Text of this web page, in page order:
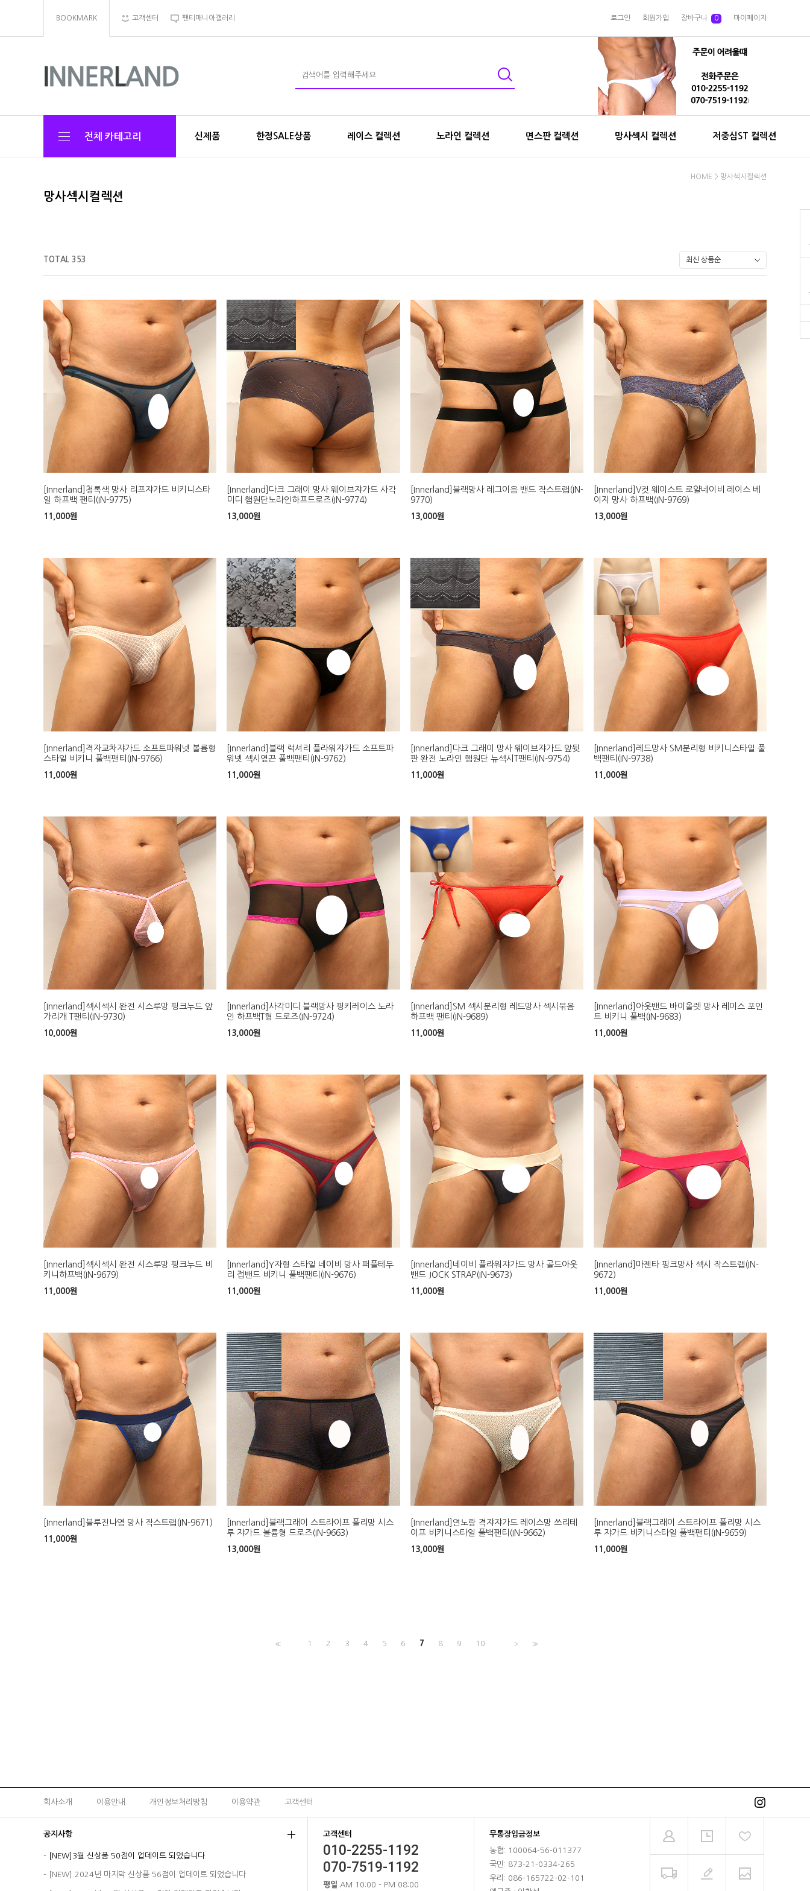
BOOKMARK 고객센터 팬티매니아갤러리 로그인 회원가입 장바구니 0 마이페이지
전체 카테고리 신제품 한정SALE상품 레이스 컬렉션 노라인 컬렉션 면스판 컬렉션 망사섹시 컬렉션 저중심ST 컬렉션
HOME > 망사섹시컬렉션
망사섹시컬렉션
TOTAL 353
[Innerland]청록색 망사 리프쟈가드 비키니스타
일 하프백 팬티(IN-9775)
11,000원
[Innerland]다크 그래이 망사 웨이브쟈가드 사각
미디 햄원단노라인하프드로즈(IN-9774)
13,000원
[Innerland]블랙망사 레그이음 밴드 작스트랩(IN-
9770)
13,000원
[Innerland]V컷 웨이스트 로얄네이비 레이스 베
이지 망사 하프백(IN-9769)
13,000원
[Innerland]격자교차쟈가드 소프트파워넷 볼륨형
스타일 비키니 풀백팬티(IN-9766)
11,000원
[Innerland]블랙 럭셔리 플라워쟈가드 소프트파
워넷 섹시옆끈 풀백팬티(IN-9762)
11,000원
[Innerland]다크 그래이 망사 웨이브쟈가드 앞뒷
판 완전 노라인 햄원단 뉴섹시T팬티(IN-9754)
11,000원
[Innerland]레드망사 SM분리형 비키니스타일 풀
백팬티(IN-9738)
11,000원
[Innerland]섹시섹시 완전 시스루망 핑크누드 앞
가리개 T팬티(IN-9730)
10,000원
[Innerland]사각미디 블랙망사 핑키레이스 노라
인 하프백T형 드로즈(IN-9724)
13,000원
[Innerland]SM 섹시분리형 레드망사 섹시묶음
하프백 팬티(IN-9689)
11,000원
[Innerland]아웃밴드 바이올렛 망사 레이스 포인
트 비키니 풀백(IN-9683)
11,000원
[Innerland]섹시섹시 완전 시스루망 핑크누드 비
키니하프백(IN-9679)
11,000원
[Innerland]Y자형 스타일 네이비 망사 퍼플테두
리 접밴드 비키니 풀백팬티(IN-9676)
11,000원
[Innerland]네이비 플라워쟈가드 망사 골드아웃
밴드 JOCK STRAP(IN-9673)
11,000원
[Innerland]마젠타 핑크망사 섹시 작스트랩(IN-
9672)
11,000원
[Innerland]블루진나염 망사 작스트랩(IN-9671)
11,000원
[Innerland]블랙그래이 스트라이프 폴리망 시스
루 쟈가드 볼륨형 드로즈(IN-9663)
13,000원
[Innerland]연노랑 격쟈쟈가드 레이스망 쓰리테
이프 비키니스타일 풀백팬티(IN-9662)
13,000원
[Innerland]블랙그래이 스트라이프 폴리망 시스
루 쟈가드 비키니스타일 풀백팬티(IN-9659)
11,000원
<< 1 2 3 4 5 6 7 8 9 10 > >>
회사소개 이용안내 개인정보처리방침 이용약관 고객센터
공지사항
- [NEW]3월 신상품 50점이 업데이트 되었습니다
- [NEW] 2024년 마지막 신상품 56점이 업데이트 되었습니다
고객센터
010-2255-1192
070-7519-1192
평일 AM 10:00 - PM 08:00
무통장입금정보
농협: 100064-56-011377
국민: 873-21-0334-265
우리: 086-165722-02-101